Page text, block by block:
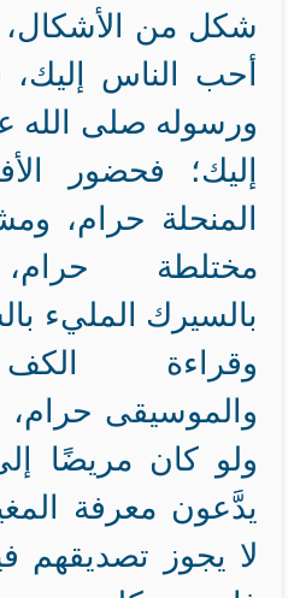
شكل من الأشكال،
أحب الناس إليك،
ورسوله صلى الله
إليك؛ فحضور
المنحلة حرام،
مختلطة حرام،
بالسيرك المليء
وقراءة
والموسيقى
ولو كان مريضًا
يدَّعون معرفة
لا يجوز تصديقهم